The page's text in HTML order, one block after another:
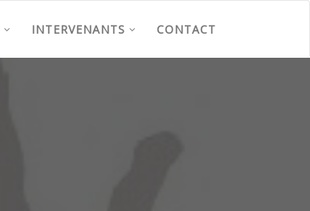
INTERVENANTS CONTACT